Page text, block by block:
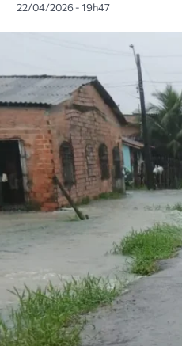
22/04/2026 - 19h47